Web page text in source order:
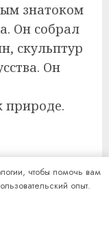
знатоком
Он собрал
скульптур
Он
природе.
Русской
чтобы помочь вам
опыт.